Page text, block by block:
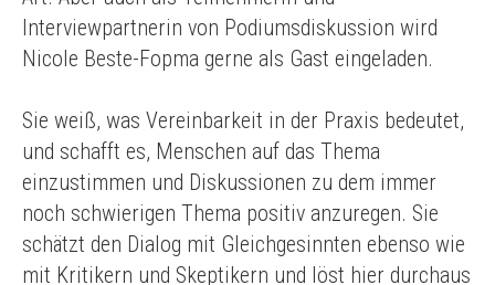
Interviewpartnerin von Podiumsdiskussion wird
Nicole Beste-Fopma gerne als Gast eingeladen.
Sie weiß, was Vereinbarkeit in der Praxis bedeutet,
und schafft es, Menschen auf das Thema
einzustimmen und Diskussionen zu dem immer
noch schwierigen Thema positiv anzuregen. Sie
schätzt den Dialog mit Gleichgesinnten ebenso wie
mit Kritikern und Skeptikern und löst hier durchaus